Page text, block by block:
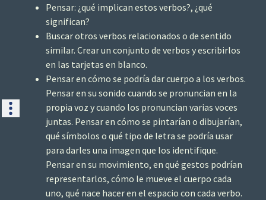
Pensar: ¿qué implican estos verbos?, ¿qué
significan?
Buscar otros verbos relacionados o de sentido
similar. Crear un conjunto de verbos y escribirlos
en las tarjetas en blanco.
Pensar en cómo se podría dar cuerpo a los verbos.
Pensar en su sonido cuando se pronuncian en la
propia voz y cuando los pronuncian varias voces
juntas. Pensar en cómo se pintarían o dibujarían,
qué símbolos o qué tipo de letra se podría usar
para darles una imagen que los identifique.
Pensar en su movimiento, en qué gestos podrían
representarlos, cómo le mueve el cuerpo cada
uno, qué nace hacer en el espacio con cada verbo.